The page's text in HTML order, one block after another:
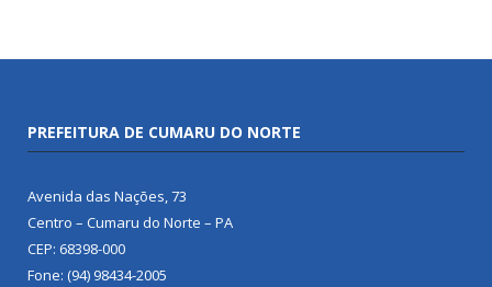
PREFEITURA DE CUMARU DO NORTE
Avenida das Nações, 73
Centro – Cumaru do Norte – PA
CEP: 68398-000
Fone: (94) 98434-2005